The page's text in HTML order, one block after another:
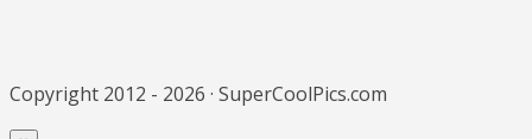
Copyright 2012 - 2026 · SuperCoolPics.com